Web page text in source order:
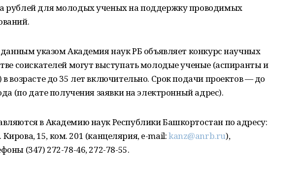
рублей для молодых ученых на поддержку проводимых
данным указом Академия наук РБ объявляет конкурс научных
соискателей могут выступать молодые ученые (аспиранты и
возрасте до 35 лет включительно. Срок подачи проектов — до
(по дате получения заявки на электронный адрес).
в Академию наук Республики Башкортостан по адресу:
Кирова, 15, ком. 201 (канцелярия, e-mail:kanz@anrb.ru),
(347) 272-78-46, 272-78-55.